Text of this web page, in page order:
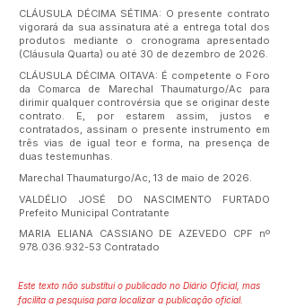
CLÁUSULA DÉCIMA SÉTIMA: O presente contrato
vigorará da sua assinatura até a entrega total dos
produtos mediante o cronograma apresentado
(Cláusula Quarta) ou até 30 de dezembro de 2026.
CLÁUSULA DÉCIMA OITAVA: É competente o Foro
da Comarca de Marechal Thaumaturgo/Ac para
dirimir qualquer controvérsia que se originar deste
contrato. E, por estarem assim, justos e
contratados, assinam o presente instrumento em
três vias de igual teor e forma, na presença de
duas testemunhas.
Marechal Thaumaturgo/Ac, 13 de maio de 2026.
VALDÉLIO JOSÉ DO NASCIMENTO FURTADO
Prefeito Municipal Contratante
MARIA ELIANA CASSIANO DE AZEVEDO CPF nº
978.036.932-53 Contratado
Este texto não substitui o publicado no Diário Oficial, mas
facilita a pesquisa para localizar a publicação oficial.